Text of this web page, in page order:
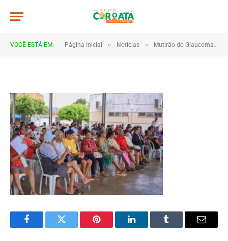
VOCÊ ESTÁ EM: Página Inicial » Notícias » Mutirão do Glaucoma reforça prevenção e cuidado com a saúde visual em Coroatá
JWR_9415
FacebookTwitter Pinterest LinkedInTumblr Email